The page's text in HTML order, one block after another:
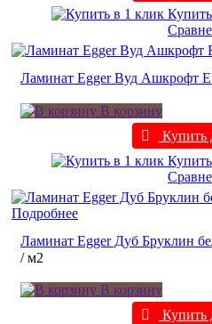
Ламинат Egger Вуд Ашкрофт
В корзину
Купить
Подробнее
Ламинат Egger Дуб Бруклин
/ м2
В корзину
Купить